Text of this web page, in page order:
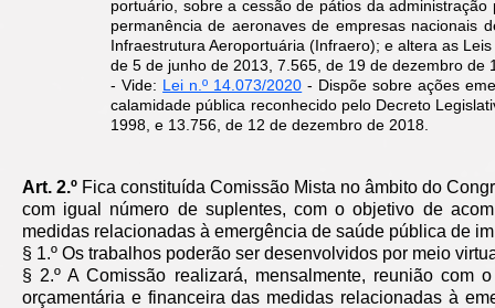
portuário, sobre a cessão de pátios da
permanência de aeronaves de empresas nacionais
Infraestrutura Aeroportuária (Infraero); e altera as
de 5 de junho de 2013, 7.565, de 19 de dezembro de
- Vide: Lei n.º 14.073/2020 - Dispõe sobre ações
calamidade pública reconhecido pelo Decreto
1998, e 13.756, de 12 de dezembro de 2018.
Art. 2.º Fica constituída Comissão Mista no âmbito do
com igual número de suplentes, com o objetivo de
medidas relacionadas à emergência de saúde pública de
§ 1.º Os trabalhos poderão ser desenvolvidos por meio
§ 2.º A Comissão realizará, mensalmente, reunião
orçamentária e financeira das medidas relacionadas à